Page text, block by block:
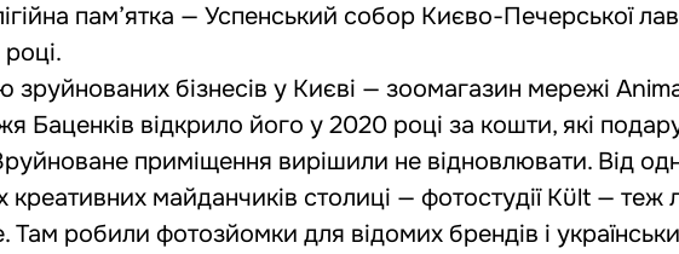
пам’ятка — Успенський собор Києво-Печерської
зруйнованих бізнесів у Києві — зоомагазин мережі
Баценків відкрило його у 2020 році за кошти, які
приміщення вирішили не відновлювати. Від
креативних майданчиків столиці — фотостудії Kült —
Там робили фотозйомки для відомих брендів і